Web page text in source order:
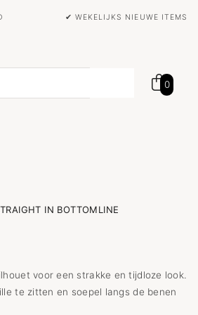
✔ WEKELIJKS NIEUWE ITEMS
0
IN BOTTOMLINE
voor een strakke en tijdloze look.
te zitten en soepel langs de benen